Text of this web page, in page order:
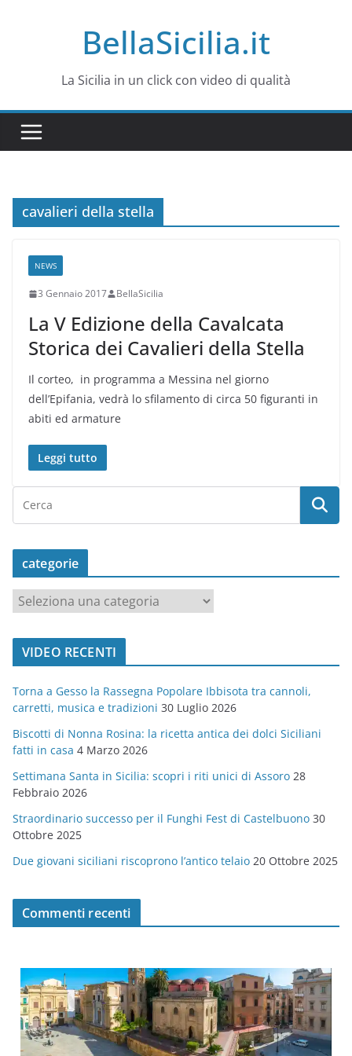
BellaSicilia.it
La Sicilia in un click con video di qualità
cavalieri della stella
NEWS
3 Gennaio 2017 BellaSicilia
La V Edizione della Cavalcata
Storica dei Cavalieri della Stella
Il corteo, in programma a Messina nel giorno
dell’Epifania, vedrà lo sfilamento di circa 50 figuranti in
abiti ed armature
Leggi tutto
categorie
a
t
o
r
i
e
VIDEO RECENTI
Torna a Gesso la Rassegna Popolare Ibbisota tra cannoli,
carretti, musica e tradizioni 30 Luglio 2026
Biscotti di Nonna Rosina: la ricetta antica dei dolci Siciliani
fatti in casa 4 Marzo 2026
Settimana Santa in Sicilia: scopri i riti unici di Assoro 28
Febbraio 2026
Straordinario successo per il Funghi Fest di Castelbuono 30
Ottobre 2025
Due giovani siciliani riscoprono l’antico telaio 20 Ottobre 2025
Commenti recenti